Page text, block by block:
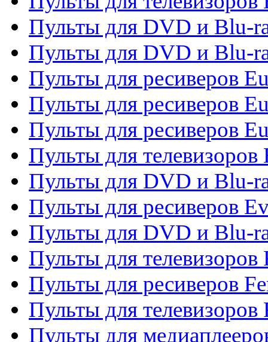
Пульты для DVD и Blu-
Пульты для DVD и Blu-
Пульты для ресиверов
Пульты для ресиверов
Пульты для ресиверов
Пульты для телевизоров
Пульты для DVD и Blu-
Пульты для ресиверов
Пульты для DVD и Blu-
Пульты для телевизоров
Пульты для ресиверов
Пульты для
Пульты для